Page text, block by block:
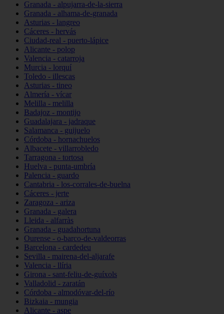
Granada - alpujarra-de-la-sierra
Granada - alhama-de-granada
Asturias - langreo
Cáceres - hervás
Ciudad-real - puerto-lápice
Alicante - polop
Valencia - catarroja
Murcia - lorquí
Toledo - illescas
Asturias - tineo
Almería - vícar
Melilla - melilla
Badajoz - montijo
Guadalajara - jadraque
Salamanca - guijuelo
Córdoba - hornachuelos
Albacete - villarrobledo
Tarragona - tortosa
Huelva - punta-umbría
Palencia - guardo
Cantabria - los-corrales-de-buelna
Cáceres - jerte
Zaragoza - ariza
Granada - galera
Lleida - alfarràs
Granada - guadahortuna
Ourense - o-barco-de-valdeorras
Barcelona - cardedeu
Sevilla - mairena-del-aljarafe
Valencia - llíria
Girona - sant-feliu-de-guíxols
Valladolid - zaratán
Córdoba - almodóvar-del-río
Bizkaia - mungia
Alicante - aspe